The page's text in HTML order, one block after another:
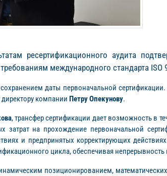
ресертификационного аудита
международного стандарта ISO
даты первоначальной
компании Петру Опекунову.
, трансфер сертификации дает возможность в
на прохождение первоначальной
и предпринятых корректирующих
цикла, обеспечивая непрерывность
позиционированием,